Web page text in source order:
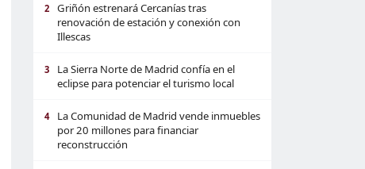
2
Griñón estrenará Cercanías tras
renovación de estación y conexión con
Illescas
3
La Sierra Norte de Madrid confía en el
eclipse para potenciar el turismo local
4
La Comunidad de Madrid vende inmuebles
por 20 millones para financiar
reconstrucción